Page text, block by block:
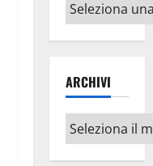
argomenti
ARCHIVI
Archivi